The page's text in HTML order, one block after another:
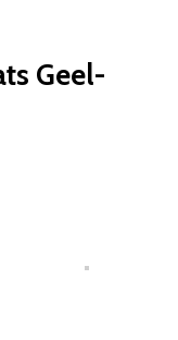
Geel-